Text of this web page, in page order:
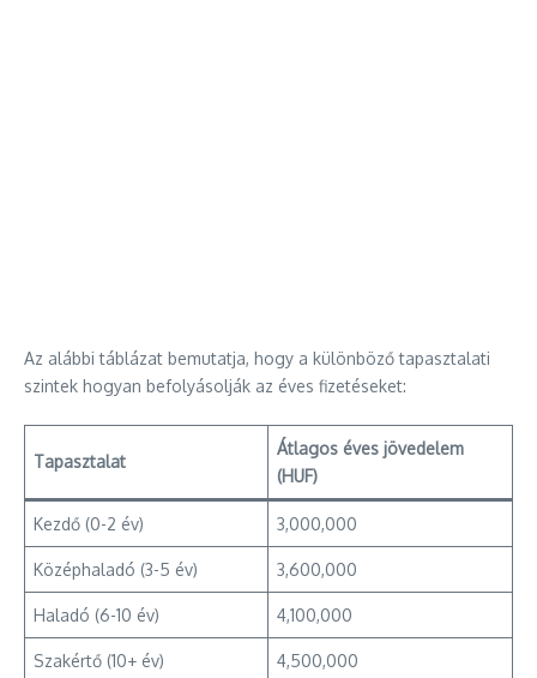
Az alábbi táblázat bemutatja, hogy a különböző tapasztalati
szintek hogyan befolyásolják az éves fizetéseket:
Tapasztalat
Átlagos éves jövedelem
(HUF)
Kezdő (0-2 év) 3,000,000
Középhaladó (3-5 év) 3,600,000
Haladó (6-10 év) 4,100,000
Szakértő (10+ év) 4,500,000